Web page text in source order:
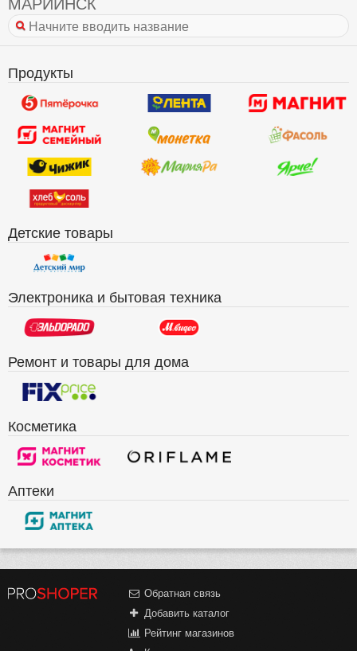
Продукты
Детские товары
Электроника и бытовая техника
Ремонт и товары для дома
Косметика
Аптеки
Обратная связь
Добавить каталог
Рейтинг магазинов